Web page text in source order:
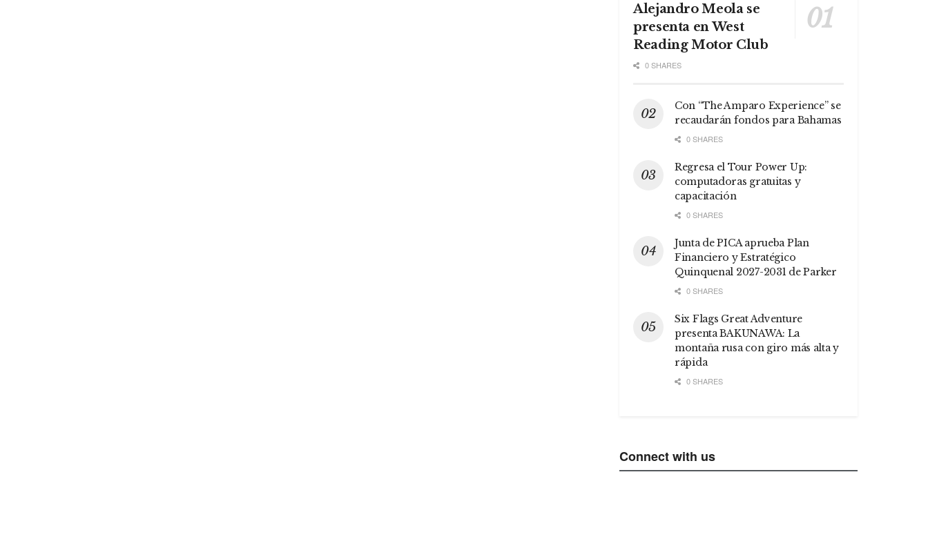
Alejandro Meola se
presenta en West
Reading Motor Club
0 SHARES
Con “The Amparo Experience” se
recaudarán fondos para Bahamas
0 SHARES
Regresa el Tour Power Up:
computadoras gratuitas y
capacitación
0 SHARES
Junta de PICA aprueba Plan
Financiero y Estratégico
Quinquenal 2027-2031 de Parker
0 SHARES
Six Flags Great Adventure
presenta BAKUNAWA: La
montaña rusa con giro más alta y
rápida
0 SHARES
Connect with us